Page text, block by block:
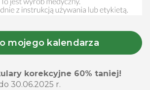
mojego kalendarza
korekcyjne 60% taniej!
30.06.2025 r.